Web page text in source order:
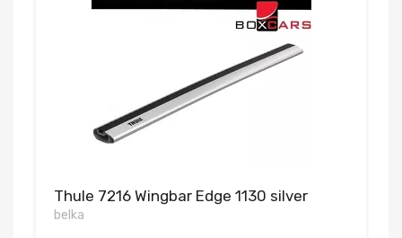
Thule 7216 Wingbar Edge 1130 silver
belka